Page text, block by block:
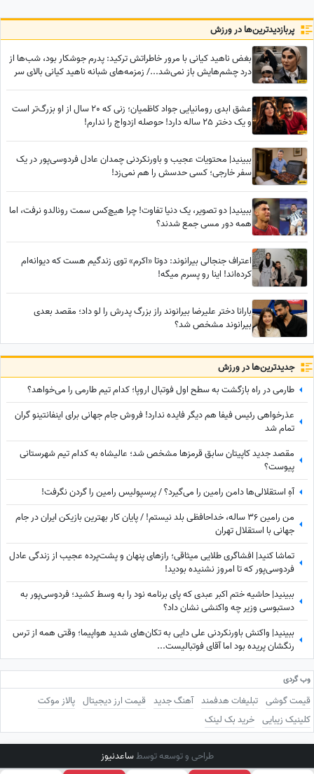
پربازدید‌ترین‌ها در ورزش
بغض ناهید کیانی با مرور خاطراتش ترکید: پدرم جوشکار بود، شب‌ها از
درد چشم‌هایش باز نمی‌شد.../ زمزمه‌های شبانه ناهید کیانی بالای سر
عشق ابدی رومانیایی جواد کاظمیان؛ زنی که 20 سال از او بزرگ‌تر است
و یک دختر 25 ساله دارد! حوصله ازدواج را ندارم!
ببینید| محتویات عجیب و باورنکردنی چمدان عادل فردوسی‌پور در یک
سفر خارجی؛ کسی حدسش را هم نمی‌زد!
ببینید| دو تصویر، یک دنیا تفاوت! چرا هیچ‌کس سمت رونالدو نرفت، اما
همه دور مسی جمع شدند؟
اعتراف جنجالی بیرانوند: دوتا «اکرم» توی زندگیم هست که دیوانه‌ام
کرده‌اند! اینا رو پسرم میگه!
بارانا دختر علیرضا بیرانوند راز بزرگ پدرش را لو داد؛ مقصد بعدی
بیرانوند مشخص شد؟
جدید‌ترین‌ها در ورزش
طارمی در راه بازگشت به سطح اول فوتبال اروپا؛ کدام تیم طارمی را می‌خواهد؟
عذرخواهی رئیس فیفا هم دیگر فایده ندارد! فروش جام جهانی برای اینفانتینو گران
تمام شد
مقصد جدید کاپیتان سابق قرمزها مشخص شد؛ عالیشاه به کدام تیم شهرستانی
پیوست؟
آهِ استقلالی‌ها دامن رامین را می‌گیرد؟ / پرسپولیس رامین را گردن نگرفت!
من رامین 36 ساله، خداحافظی بلد نیستم! / پایان کار بهترین بازیکن ایران در جام
جهانی با استقلال تهران
تماشا کنید| افشاگری طلایی میثاقی؛ رازهای پنهان و پشت‌پرده عجیب از زندگی عادل
فردوسی‌پور که تا امروز نشنیده بودید!
ببینید| حاشیه ختم اکبر عبدی که پای برنامه نود را به وسط کشید؛ فردوسی‌پور به
دستبوسی وزیر چه واکنشی نشان داد؟
ببینید| واکنش باورنکردنی علی دایی به تکان‌های شدید هواپیما؛ وقتی همه از ترس
رنگشان پریده بود اما آقای فوتبالیست...
وب گردی
قیمت گوشی تبلیغات هدفمند آهنگ جدید قیمت ارز دیجیتال پالاز موکت
کلینیک زیبایی خرید بک لینک
طراحی و توسعه توسطساعدنیوز